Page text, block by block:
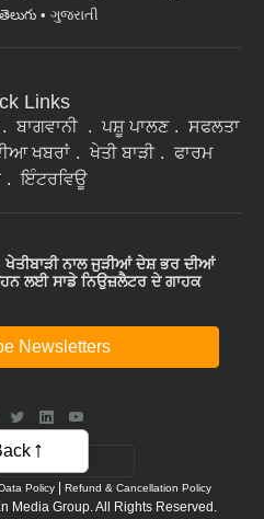
తెలుగు ગુજરાતી
Links
ਬਾਗਵਾਨੀ ਪਸ਼ੂ ਪਾਲਣ
ਸਫਲਤਾ
ਖਬਰਾਂ ਖੇਤੀ ਬਾੜੀ
ਫਾਰਮ
ਇੰਟਰਵਿਊ
ਨਾਲ ਜੁੜੀਆਂ ਦੇਸ਼ ਭਰ ਦੀਆਂ
ਲਈ ਸਾਡੇ ਨਿਉਜ਼ਲੈਟਰ ਦੇ ਗਾਹਕ
Newsletters
Policy Refund & Cancellation Policy
Media Group. All Rights Reserved.